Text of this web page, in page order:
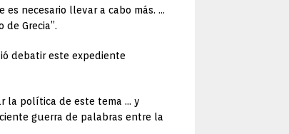
es necesario llevar a cabo más. …
Grecia”.
debatir este expediente
la política de este tema … y
guerra de palabras entre la